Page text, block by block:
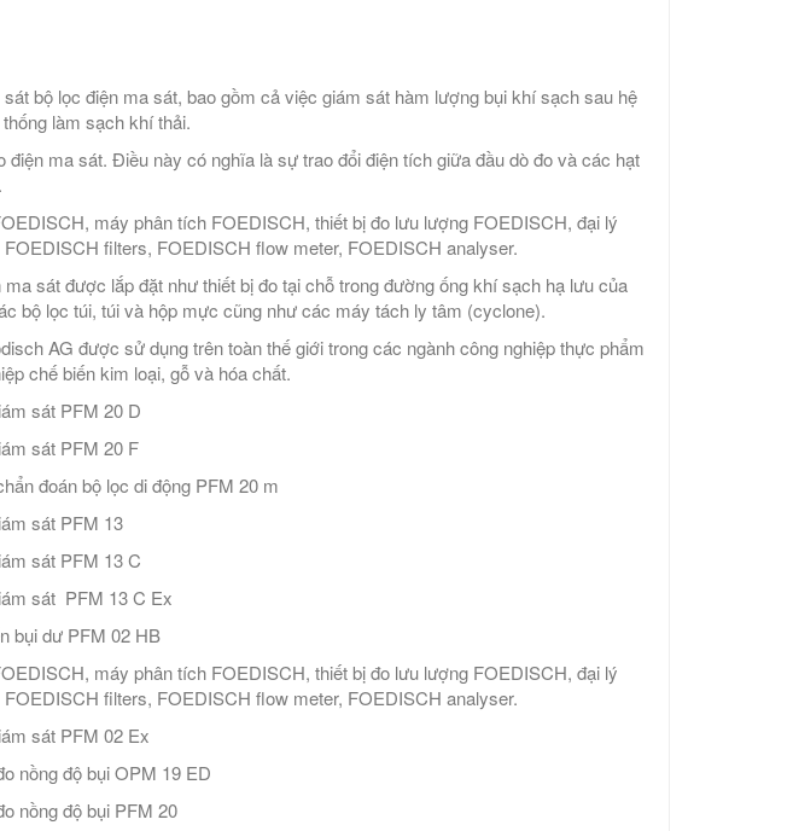
bộ lọc điện ma sát, bao gồm cả việc giám sát hàm lượng bụi khí sạch sau hệ
làm sạch khí thải.
điện ma sát. Điều này có nghĩa là sự trao đổi điện tích giữa đầu dò đo và các hạt
máy phân tích FOEDISCH, thiết bị đo lưu lượng FOEDISCH, đại lý
filters, FOEDISCH flow meter, FOEDISCH analyser.
sát được lắp đặt như thiết bị đo tại chỗ trong đường ống khí sạch hạ lưu của
bộ lọc túi, túi và hộp mực cũng như các máy tách ly tâm (cyclone).
AG được sử dụng trên toàn thế giới trong các ngành công nghiệp thực phẩm
chế biến kim loại, gỗ và hóa chất.
sát PFM 20 D
sát PFM 20 F
đoán bộ lọc di động PFM 20 m
sát PFM 13
sát PFM 13 C
sát PFM 13 C Ex
bụi dư PFM 02 HB
máy phân tích FOEDISCH, thiết bị đo lưu lượng FOEDISCH, đại lý
filters, FOEDISCH flow meter, FOEDISCH analyser.
sát PFM 02 Ex
nồng độ bụi OPM 19 ED
nồng độ bụi PFM 20